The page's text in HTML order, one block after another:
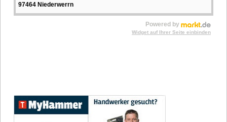
97464 Niederwerrn
Powered by
Widget auf Ihrer Seite einbinden